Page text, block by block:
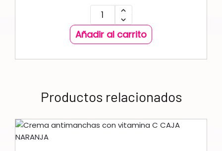
Añadir al carrito
Productos relacionados